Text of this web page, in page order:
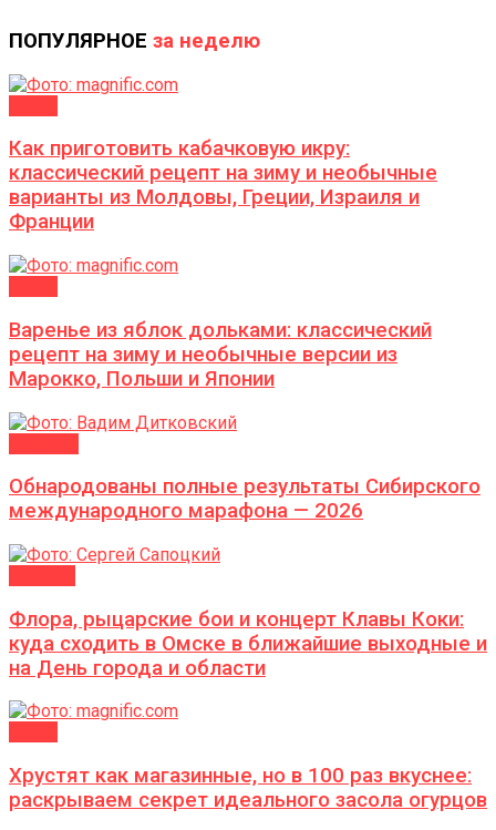
ПОПУЛЯРНОЕ за неделю
Как приготовить кабачковую икру:
классический рецепт на зиму и необычные
варианты из Молдовы, Греции, Израиля и
Франции
Варенье из яблок дольками: классический
рецепт на зиму и необычные версии из
Марокко, Польши и Японии
Обнародованы полные результаты Сибирского
международного марафона — 2026
Флора, рыцарские бои и концерт Клавы Коки:
куда сходить в Омске в ближайшие выходные и
на День города и области
Хрустят как магазинные, но в 100 раз вкуснее:
раскрываем секрет идеального засола огурцов